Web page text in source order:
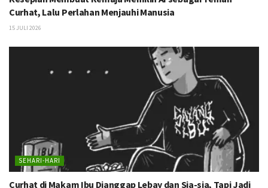
Curhat, Lalu Perlahan Menjauhi Manusia
15 JULI 2026
SEHARI-HARI
Curhat di Makam Ibu Dianggap Lebay dan Sia-sia, Tapi Jadi